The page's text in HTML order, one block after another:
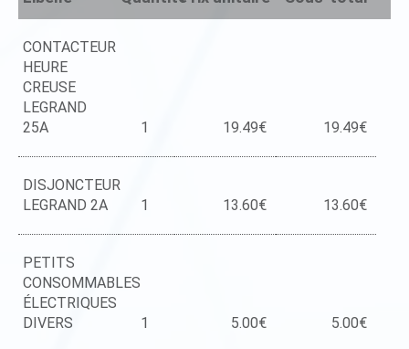
CONTACTEUR
HEURE
CREUSE
LEGRAND
25A
1 19.49€ 19.49€
DISJONCTEUR
LEGRAND 2A
1 13.60€ 13.60€
PETITS
CONSOMMABLES
ÉLECTRIQUES
DIVERS
1 5.00€ 5.00€